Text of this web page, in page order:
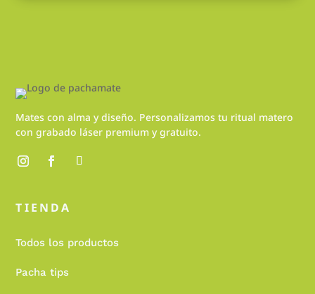
Mates con alma y diseño. Personalizamos tu ritual matero
con grabado láser premium y gratuito.
TIENDA
Todos los productos
Pacha tips